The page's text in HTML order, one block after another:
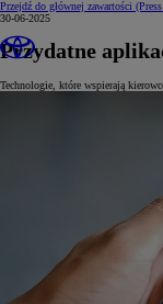
Przejdź do głównej zawartości
30-06-2025
Przydatne
Technologie, które wspierają